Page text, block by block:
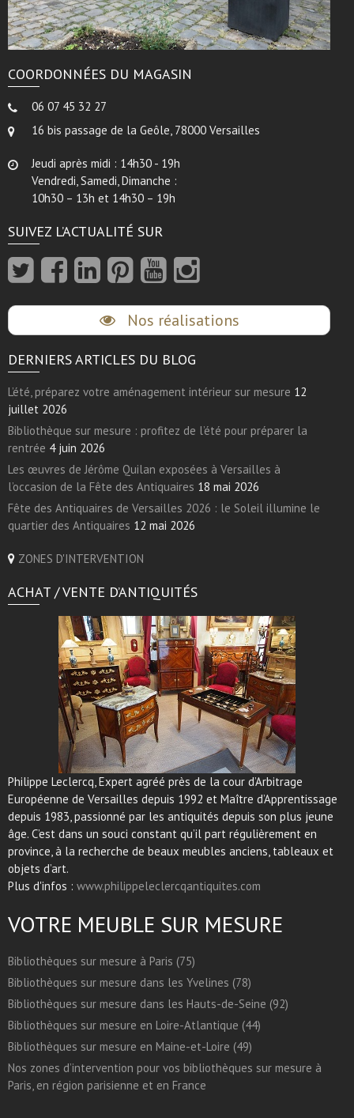
COORDONNÉES DU MAGASIN
06 07 45 32 27
16 bis passage de la Geôle, 78000 Versailles
Jeudi après midi : 14h30 - 19h
Vendredi, Samedi, Dimanche :
10h30 – 13h et 14h30 – 19h
SUIVEZ L’ACTUALITÉ SUR
Nos réalisations
DERNIERS ARTICLES DU BLOG
L’été, préparez votre aménagement intérieur sur mesure 12
juillet 2026
Bibliothèque sur mesure : profitez de l’été pour préparer la
rentrée 4 juin 2026
Les œuvres de Jérôme Quilan exposées à Versailles à
l’occasion de la Fête des Antiquaires 18 mai 2026
Fête des Antiquaires de Versailles 2026 : le Soleil illumine le
quartier des Antiquaires 12 mai 2026
ZONES D'INTERVENTION
ACHAT / VENTE D’ANTIQUITÉS
Philippe Leclercq, Expert agréé près de la cour d’Arbitrage
Européenne de Versailles depuis 1992 et Maître d’Apprentissage
depuis 1983, passionné par les antiquités depuis son plus jeune
âge. C’est dans un souci constant qu’il part régulièrement en
province, à la recherche de beaux meubles anciens, tableaux et
objets d’art.
Plus d'infos : www.philippeleclercqantiquites.com
VOTRE MEUBLE SUR MESURE
Bibliothèques sur mesure à Paris (75)
Bibliothèques sur mesure dans les Yvelines (78)
Bibliothèques sur mesure dans les Hauts-de-Seine (92)
Bibliothèques sur mesure en Loire-Atlantique (44)
Bibliothèques sur mesure en Maine-et-Loire (49)
Nos zones d’intervention pour vos bibliothèques sur mesure à
Paris, en région parisienne et en France